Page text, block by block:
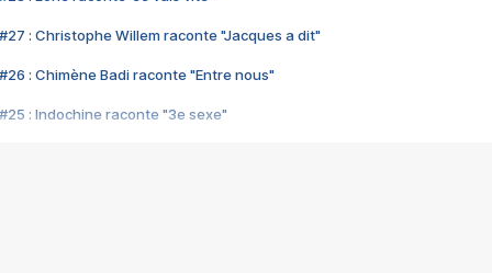
#27 : Christophe Willem raconte "Jacques a dit"
#26 : Chimène Badi raconte "Entre nous"
#25 : Indochine raconte "3e sexe"